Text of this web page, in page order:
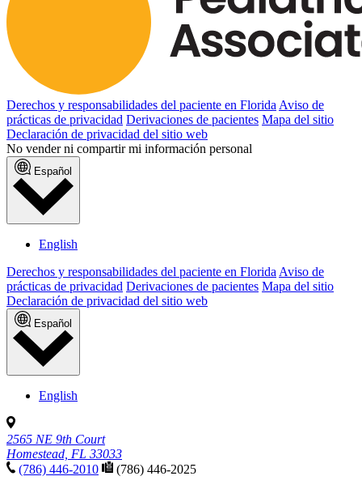
Derechos y responsabilidades del paciente en Florida Aviso de
prácticas de privacidad Derivaciones de pacientes Mapa del sitio
Declaración de privacidad del sitio web
No vender ni compartir mi información personal
Español
English
Derechos y responsabilidades del paciente en Florida Aviso de
prácticas de privacidad Derivaciones de pacientes Mapa del sitio
Declaración de privacidad del sitio web
Español
English
2565 NE 9th Court
Homestead, FL 33033
(786) 446-2010
(786) 446-2025